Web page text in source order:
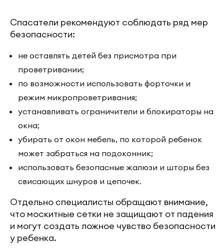
Спасатели рекомендуют соблюдать ряд мер
безопасности:
не оставлять детей без присмотра при
проветривании;
по возможности использовать форточки и
режим микропроветривания;
устанавливать ограничители и блокираторы на
окна;
убирать от окон мебель, по которой ребенок
может забраться на подоконник;
использовать безопасные жалюзи и шторы без
свисающих шнуров и цепочек.
Отдельно специалисты обращают внимание,
что москитные сетки не защищают от падения
и могут создать ложное чувство безопасности
у ребенка.